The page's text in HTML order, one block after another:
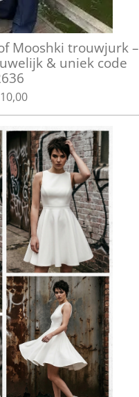
Mooshki trouwjurk –
& uniek code